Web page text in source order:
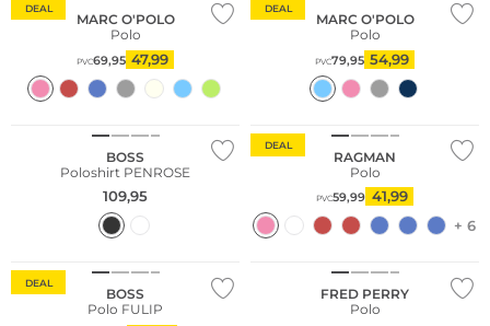
DEAL
MARC O'POLO
Polo
PVC69,95 47,99
DEAL
MARC O'POLO
Polo
PVC79,95 54,99
Taglie grandi
BOSS
Poloshirt PENROSE
109,95
DEAL
RAGMAN
Polo
PVC59,99 41,99
+ 6
DEAL
BOSS
Polo FULIP
FRED PERRY
Polo